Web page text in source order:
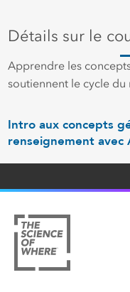
Détails sur le
Apprendre les
soutiennent le cycle du
Intro aux concepts
renseignement avec